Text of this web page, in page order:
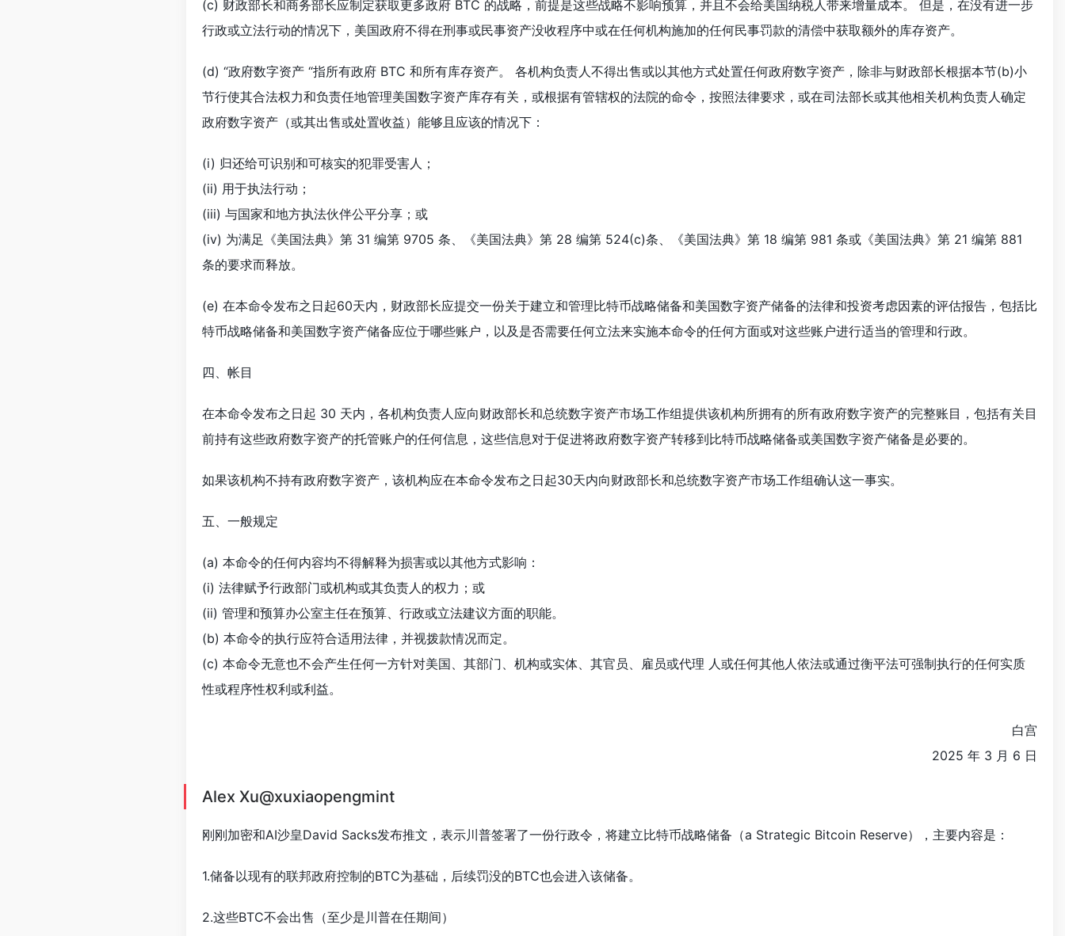
(c) 财政部长和商务部长应制定获取更多政府 BTC 的战略，前提是这些战略不影响预算，并且不会给美国纳税人带来增量成本。 但是，在没有进一步
行政或立法行动的情况下，美国政府不得在刑事或民事资产没收程序中或在任何机构施加的任何民事罚款的清偿中获取额外的库存资产。
(d) “政府数字资产 “指所有政府 BTC 和所有库存资产。 各机构负责人不得出售或以其他方式处置任何政府数字资产，除非与财政部长根据本节(b)小
节行使其合法权力和负责任地管理美国数字资产库存有关，或根据有管辖权的法院的命令，按照法律要求，或在司法部长或其他相关机构负责人确定
政府数字资产（或其出售或处置收益）能够且应该的情况下：
(i) 归还给可识别和可核实的犯罪受害人；
(ii) 用于执法行动；
(iii) 与国家和地方执法伙伴公平分享；或
(iv) 为满足《美国法典》第 31 编第 9705 条、《美国法典》第 28 编第 524(c)条、《美国法典》第 18 编第 981 条或《美国法典》第 21 编第 881
条的要求而释放。
(e) 在本命令发布之日起60天内，财政部长应提交一份关于建立和管理比特币战略储备和美国数字资产储备的法律和投资考虑因素的评估报告，包括比
特币战略储备和美国数字资产储备应位于哪些账户，以及是否需要任何立法来实施本命令的任何方面或对这些账户进行适当的管理和行政。
四、帐目
在本命令发布之日起 30 天内，各机构负责人应向财政部长和总统数字资产市场工作组提供该机构所拥有的所有政府数字资产的完整账目，包括有关目
前持有这些政府数字资产的托管账户的任何信息，这些信息对于促进将政府数字资产转移到比特币战略储备或美国数字资产储备是必要的。
如果该机构不持有政府数字资产，该机构应在本命令发布之日起30天内向财政部长和总统数字资产市场工作组确认这一事实。
五、一般规定
(a) 本命令的任何内容均不得解释为损害或以其他方式影响：
(i) 法律赋予行政部门或机构或其负责人的权力；或
(ii) 管理和预算办公室主任在预算、行政或立法建议方面的职能。
(b) 本命令的执行应符合适用法律，并视拨款情况而定。
(c) 本命令无意也不会产生任何一方针对美国、其部门、机构或实体、其官员、雇员或代理 人或任何其他人依法或通过衡平法可强制执行的任何实质
性或程序性权利或利益。
白宫
2025 年 3 月 6 日
Alex Xu@xuxiaopengmint
刚刚加密和AI沙皇David Sacks发布推文，表示川普签署了一份行政令，将建立比特币战略储备（a Strategic Bitcoin Reserve），主要内容是：
1.储备以现有的联邦政府控制的BTC为基础，后续罚没的BTC也会进入该储备。
2.这些BTC不会出售（至少是川普在任期间）